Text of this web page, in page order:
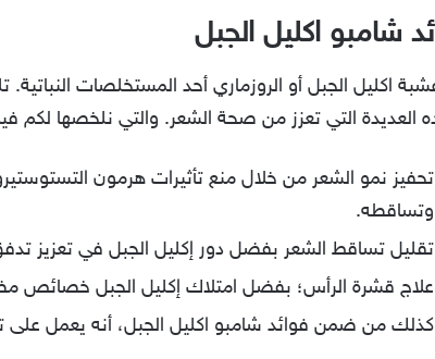
شامبو اكليل الجبل
اكليل الجبل أو الروزماري أحد المستخلصات
العديدة التي تعزز من صحة الشعر. والتي نلخصها لكم
تحفيز نمو الشعر من خلال منع تأثيرات هرمون
وتساقطه.
تقليل تساقط الشعر بفضل دور إكليل الجبل في تعزيز
علاج قشرة الرأس؛ بفضل امتلاك إكليل الجبل خصائص
كذلك من ضمن فوائد شامبو اكليل الجبل، أنه يعمل على